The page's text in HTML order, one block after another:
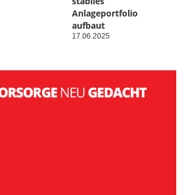
Anlageportfolio
aufbaut
17.06.2025